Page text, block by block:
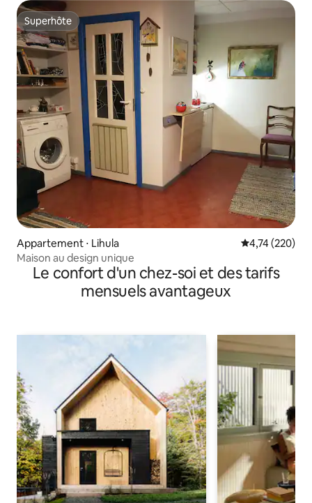
Superhôte
Superhôte
Appartement ⋅ Lihula Évaluation
4,74 (220)
Maison au design unique
Le confort d'un chez-soi et des tarifs
mensuels avantageux